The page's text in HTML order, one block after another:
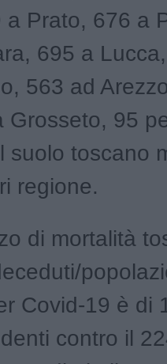
a Prato, 676 a
695 a
563 ad
Grosseto, 95
suolo toscano
regione.
di mortalità
Covid-19 è di
contro il